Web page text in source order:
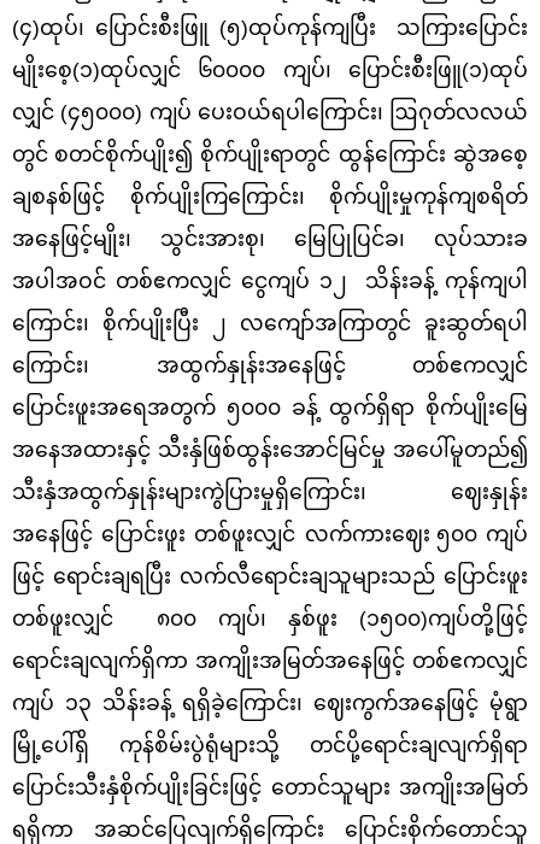
(၄)ထုပ်၊ ပြောင်းစီးဖြူ (၅)ထုပ်ကုန်ကျပြီး သကြားပြောင်း
မျိုးစေ့(၁)ထုပ်လျှင် ၆၀၀၀၀ ကျပ်၊ ပြောင်းစီးဖြူ(၁)ထုပ်
လျှင် (၄၅၀၀၀) ကျပ် ပေးဝယ်ရပါကြောင်း၊ ဩဂုတ်လလယ်
တွင် စတင်စိုက်ပျိုး၍ စိုက်ပျိုးရာတွင် ထွန်ကြောင်း ဆွဲအစေ့
ချစနစ်ဖြင့် စိုက်ပျိုးကြကြောင်း၊ စိုက်ပျိုးမှုကုန်ကျစရိတ်
အနေဖြင့်မျိုး၊ သွင်းအားစု၊ မြေပြုပြင်ခ၊ လုပ်သားခ
အပါအဝင် တစ်ဧကလျှင် ငွေကျပ် ၁၂ သိန်းခန့် ကုန်ကျပါ
ကြောင်း၊ စိုက်ပျိုးပြီး ၂ လကျော်အကြာတွင် ခူးဆွတ်ရပါ
ကြောင်း၊ အထွက်နှုန်းအနေဖြင့် တစ်ဧကလျှင်
ပြောင်းဖူးအရေအတွက် ၅၀၀၀ ခန့် ထွက်ရှိရာ စိုက်ပျိုးမြေ
အနေအထားနှင့် သီးနှံဖြစ်ထွန်းအောင်မြင်မှု အပေါ်မူတည်၍
သီးနှံအထွက်နှုန်းများကွဲပြားမှုရှိကြောင်း၊ ဈေးနှုန်း
အနေဖြင့် ပြောင်းဖူး တစ်ဖူးလျှင် လက်ကားဈေး ၅၀၀ ကျပ်
ဖြင့် ရောင်းချရပြီး လက်လီရောင်းချသူများသည် ပြောင်းဖူး
တစ်ဖူးလျှင် ၈၀၀ ကျပ်၊ နှစ်ဖူး (၁၅၀၀)ကျပ်တို့ဖြင့်
ရောင်းချလျက်ရှိကာ အကျိုးအမြတ်အနေဖြင့် တစ်ဧကလျှင်
ကျပ် ၁၃ သိန်းခန့် ရရှိခဲ့ကြောင်း၊ ဈေးကွက်အနေဖြင့် မုံရွာ
မြို့ပေါ်ရှိ ကုန်စိမ်းပွဲရုံများသို့ တင်ပို့ရောင်းချလျက်ရှိရာ
ပြောင်းသီးနှံစိုက်ပျိုးခြင်းဖြင့် တောင်သူများ အကျိုးအမြတ်
ရရှိကာ အဆင်ပြေလျက်ရှိကြောင်း ပြောင်းစိုက်တောင်သူ